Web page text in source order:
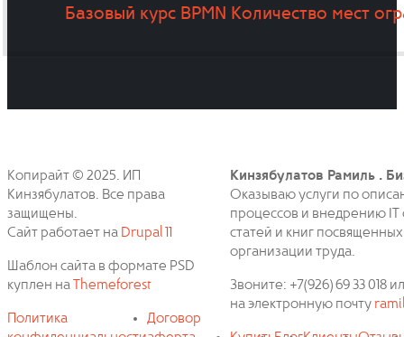
Базовый курс BPMN Количество мест
Копирайт © 2025. ИП
Кинзябулатов. Все права
защищены.
Сайт работает на Drupal 11
Шаблон сайта в формате PSD
куплен наThemeforest
Политика
Договор
Кинзябулатов Рамиль .
Оказываю услуги по
процессов и внедрению IT
статей и книг
организации труда.
Звоните: +7(926) 69 33 018
на электронную почту